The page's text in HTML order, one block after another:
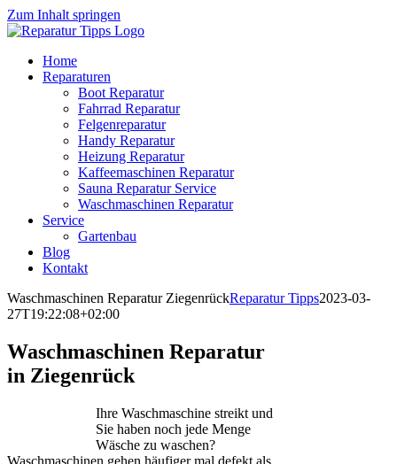
Zum Inhalt springen
Home
Reparaturen
Boot Reparatur
Fahrrad Reparatur
Felgenreparatur
Handy Reparatur
Heizung Reparatur
Kaffeemaschinen Reparatur
Sauna Reparatur Service
Waschmaschinen Reparatur
Service
Gartenbau
Blog
Kontakt
Waschmaschinen Reparatur ZiegenrückReparatur Tipps2023-03-
27T19:22:08+02:00
Waschmaschinen Reparatur
in Ziegenrück
Ihre Waschmaschine streikt und
Sie haben noch jede Menge
Wäsche zu waschen?
Waschmaschinen gehen häufiger mal defekt als